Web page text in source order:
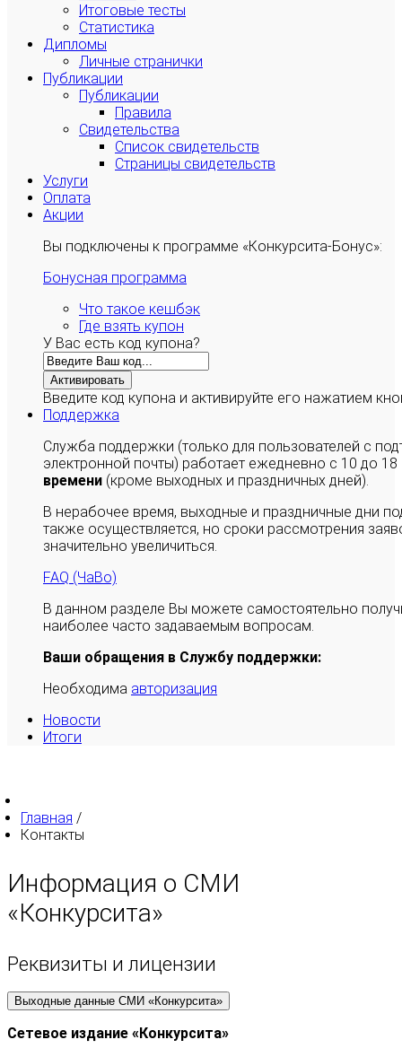
Итоговые тесты
Статистика
Дипломы
Личные странички
Публикации
Публикации
Правила
Свидетельства
Список свидетельств
Страницы свидетельств
Услуги
Оплата
Акции
Вы подключены к программе «Конкурсита-Бонус»:
Бонусная программа
Что такое кешбэк
Где взять купон
У Вас есть код купона?
Активировать
Введите код купона и активируйте его нажатием
Поддержка
Служба поддержки (только для пользователей с
электронной почты) работает ежедневно с 10 до
времени (кроме выходных и праздничных дней).
В нерабочее время, выходные и праздничные дни
также осуществляется, но сроки рассмотрения
значительно увеличиться.
FAQ (ЧаВо)
В данном разделе Вы можете самостоятельно
наиболее часто задаваемым вопросам.
Ваши обращения в Службу поддержки:
Необходима авторизация
Новости
Итоги
Главная /
Контакты
Информация о СМИ
«Конкурсита»
Реквизиты и лицензии
Выходные данные СМИ «Конкурсита»
Сетевое издание «Конкурсита»